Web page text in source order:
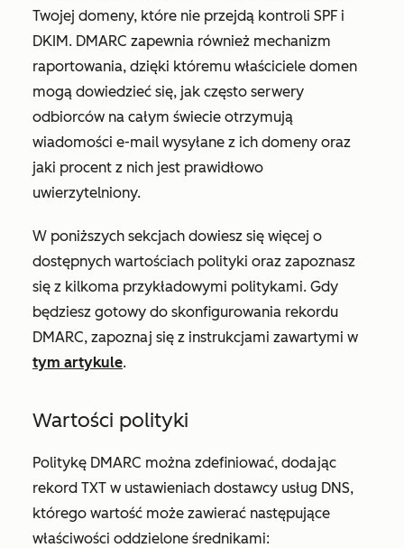
Twojej domeny, które nie przejdą kontroli SPF i
DKIM. DMARC zapewnia również mechanizm
raportowania, dzięki któremu właściciele domen
mogą dowiedzieć się, jak często serwery
odbiorców na całym świecie otrzymują
wiadomości e-mail wysyłane z ich domeny oraz
jaki procent z nich jest prawidłowo
uwierzytelniony.
W poniższych sekcjach dowiesz się więcej o
dostępnych wartościach polityki oraz zapoznasz
się z kilkoma przykładowymi politykami. Gdy
będziesz gotowy do skonfigurowania rekordu
DMARC, zapoznaj się z instrukcjami zawartymi w
tym artykule.
Wartości polityki
Politykę DMARC można zdefiniować, dodając
rekord TXT w ustawieniach dostawcy usług DNS,
którego wartość może zawierać następujące
właściwości oddzielone średnikami: